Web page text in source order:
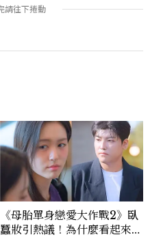
卡，用錢輾壓罪犯的陳利手回
《母胎單身戀愛大作戰2》臥
蠶妝引熱議！為什麼看起來這